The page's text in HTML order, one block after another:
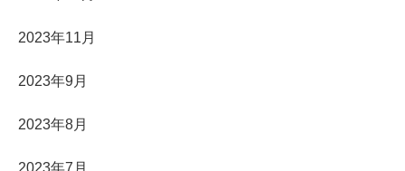
2023年11月
2023年9月
2023年8月